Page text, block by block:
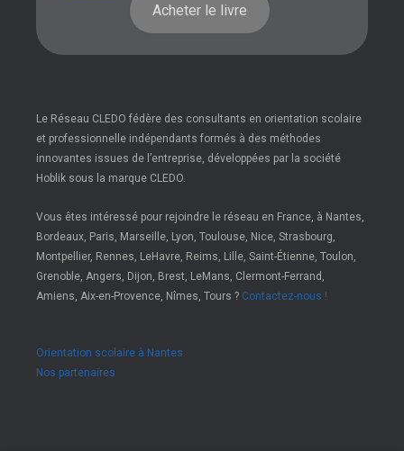
Acheter le livre
Le Réseau CLEDO fédère des consultants en orientation scolaire
et professionnelle indépendants formés à des méthodes
innovantes issues de l’entreprise, développées par la société
Hoblik sous la marque CLEDO.
Vous êtes intéressé pour rejoindre le réseau en France, à Nantes,
Bordeaux, Paris, Marseille, Lyon, Toulouse, Nice, Strasbourg,
Montpellier, Rennes, LeHavre, Reims, Lille, Saint-Étienne, Toulon,
Grenoble, Angers, Dijon, Brest, LeMans, Clermont-Ferrand,
Amiens, Aix-en-Provence, Nîmes, Tours ? Contactez-nous !
Orientation scolaire à Nantes
Nos partenaires